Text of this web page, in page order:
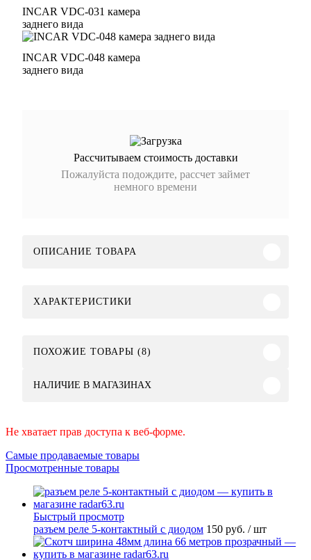
INCAR VDC-031 камера
заднего вида
INCAR VDC-048 камера
заднего вида
Рассчитываем стоимость доставки
Пожалуйста подождите, рассчет займет
немного времени
ОПИСАНИЕ ТОВАРА
ХАРАКТЕРИСТИКИ
ПОХОЖИЕ ТОВАРЫ (8)
НАЛИЧИЕ В МАГАЗИНАХ
Не хватает прав доступа к веб-форме.
Самые продаваемые товары
Просмотренные товары
Быстрый просмотр
разъем реле 5-контактный с диодом 150 руб. / шт